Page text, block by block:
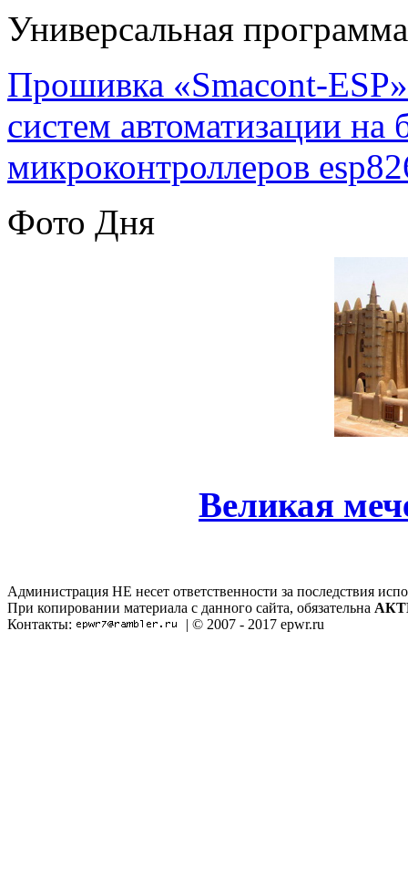
Универсальная
Прошивка «Smacont-
систем автоматизации
микроконтроллеров
Фото Дня
Великая
Администрация НЕ несет ответственности за последствия
При копировании материала с данного сайта, обязательна
Контакты:
| © 2007 - 2017 epwr.ru